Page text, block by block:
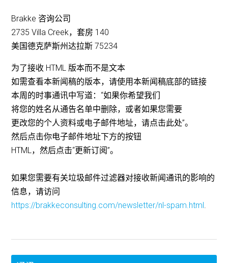
Brakke 咨询公司
2735 Villa Creek，套房 140
美国德克萨斯州达拉斯 75234
为了接收 HTML 版本而不是文本
如需查看本新闻稿的版本，请使用本新闻稿底部的链接
本周的时事通讯中写道：“如果你希望我们
将您的姓名从通告名单中删除，或者如果您需要
更改您的个人资料或电子邮件地址，请点击此处”。
然后点击你电子邮件地址下方的按钮
HTML，然后点击“更新订阅”。
如果您需要有关垃圾邮件过滤器对接收新闻通讯的影响的
信息，请访问
https://brakkeconsulting.com/newsletter/nl-spam.html .